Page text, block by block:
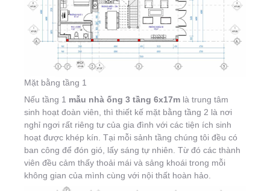
Mặt bằng tầng 1
Nếu tầng 1 mẫu nhà ống 3 tầng 6x17m là trung tâm
sinh hoạt đoàn viên, thì thiết kế mặt bằng tầng 2 là nơi
nghỉ ngơi rất riêng tư của gia đình với các tiện ích sinh
hoạt được khép kín. Tại mỗi sảnh tầng chúng tôi đều có
ban công để đón gió, lấy sáng tự nhiên. Từ đó các thành
viên đều cảm thấy thoải mái và sảng khoái trong mỗi
không gian của mình cùng với nội thất hoàn hảo.